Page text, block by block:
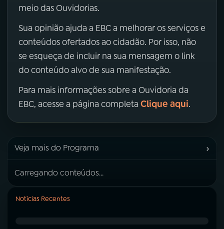
meio das Ouvidorias.
Sua opinião ajuda a EBC a melhorar os serviços e
conteúdos ofertados ao cidadão. Por isso, não
se esqueça de incluir na sua mensagem o link
do conteúdo alvo de sua manifestação.
Para mais informações sobre a Ouvidoria da
EBC, acesse a página completa Clique aqui.
Veja mais do Programa ›
Carregando conteúdos...
Notícias Recentes